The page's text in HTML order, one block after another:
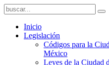
Inicio
Legislación
Códigos para la
México
Leyes de la Ciudad